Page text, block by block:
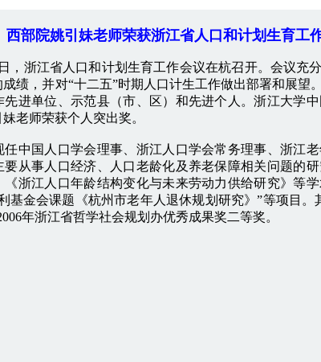
西部院姚引妹老师荣获浙江省人口和计划生育工
浙江省人口和计划生育工作会议在杭召开。会议充
绩，并对“十二五”时期人口计生工作做出部署和展望
先进单位、示范县（市、区）和先进个人。浙江大学
老师荣获个人突出奖。
任中国人口学会理事、浙江人口学会常务理事、浙江
要从事人口经济、人口老龄化及养老保障相关问题的
《浙江人口年龄结构变化与未来劳动力供给研究》等
基金会课题《杭州市老年人退休规划研究》”等项目
年浙江省哲学社会规划办优秀成果奖二等奖。